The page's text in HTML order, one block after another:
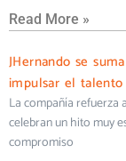
Read More »
JHernando se
impulsar el
La compañía refuerza
celebran un hito muy
compromiso